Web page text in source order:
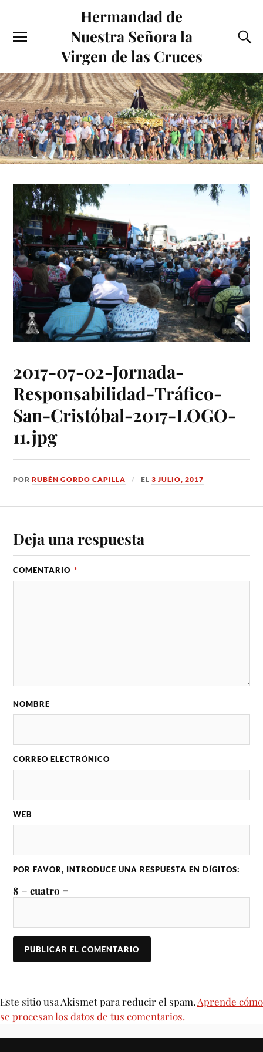
Hermandad de
Nuestra Señora la
Virgen de las Cruces
2017-07-02-Jornada-
Responsabilidad-Tráfico-
San-Cristóbal-2017-LOGO-
11.jpg
PORRUBÉN GORDO CAPILLA EL3 JULIO, 2017
Deja una respuesta
COMENTARIO *
NOMBRE
CORREO ELECTRÓNICO
WEB
POR FAVOR, INTRODUCE UNA RESPUESTA EN DÍGITOS:
8 − cuatro =
Este sitio usa Akismet para reducir el spam. Aprende cómo
se procesan los datos de tus comentarios.